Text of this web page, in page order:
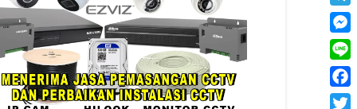
Line